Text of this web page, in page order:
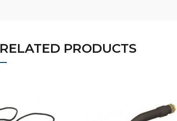
RELATED PRODUCTS